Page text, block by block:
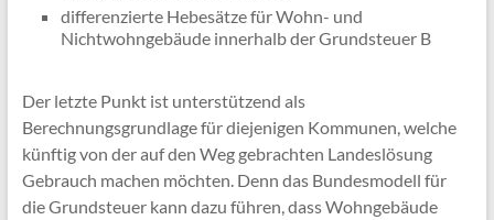
differenzierte Hebesätze für Wohn- und
Nichtwohngebäude innerhalb der Grundsteuer B
Der letzte Punkt ist unterstützend als
Berechnungsgrundlage für diejenigen Kommunen, welche
künftig von der auf den Weg gebrachten Landeslösung
Gebrauch machen möchten. Denn das Bundesmodell für
die Grundsteuer kann dazu führen, dass Wohngebäude